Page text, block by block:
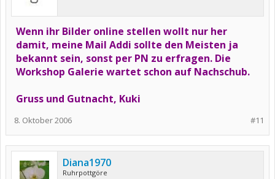
Wenn ihr Bilder online stellen wollt nur her
damit, meine Mail Addi sollte den Meisten ja
bekannt sein, sonst per PN zu erfragen. Die
Workshop Galerie wartet schon auf Nachschub.
Gruss und Gutnacht, Kuki
#11
8. Oktober 2006
Diana1970
Ruhrpottgöre